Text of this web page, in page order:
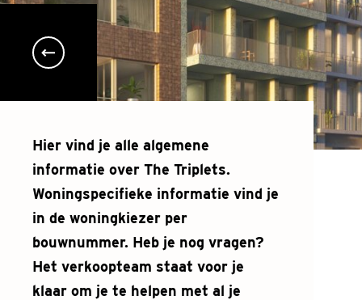
Hier vind je alle algemene
informatie over The Triplets.
Woningspecifieke informatie vind je
in de woningkiezer per
bouwnummer. Heb je nog vragen?
Het verkoopteam staat voor je
klaar om je te helpen met al je